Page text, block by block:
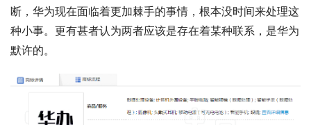
断，华为现在面临着更加棘手的事情，根本没时间来处理这
种小事。更有甚者认为两者应该是存在着某种联系，是华为
默许的。